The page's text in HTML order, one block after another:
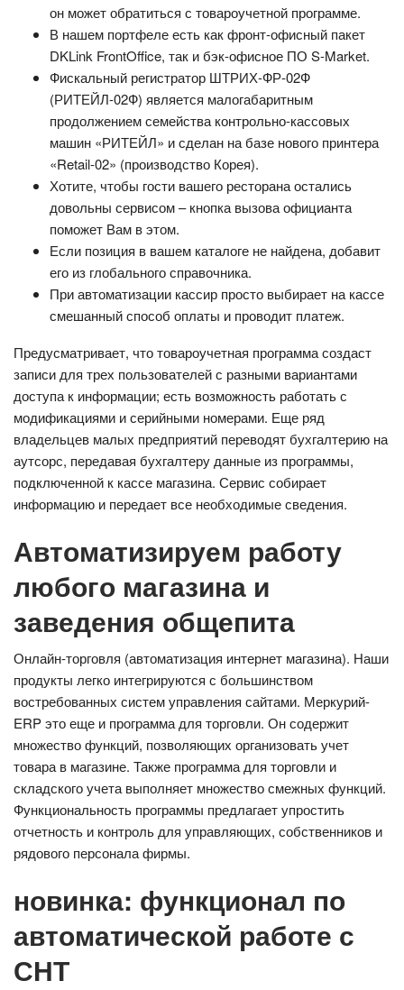
он может обратиться с товароучетной программе.
В нашем портфеле есть как фронт-офисный пакет
DKLink FrontOffice, так и бэк-офисное ПО S-Market.
Фискальный регистратор ШТРИХ-ФР-02Ф
(РИТЕЙЛ-02Ф) является малогабаритным
продолжением семейства контрольно-кассовых
машин «РИТЕЙЛ» и сделан на базе нового принтера
«Retail-02» (производство Корея).
Хотите, чтобы гости вашего ресторана остались
довольны сервисом – кнопка вызова официанта
поможет Вам в этом.
Если позиция в вашем каталоге не найдена, добавит
его из глобального справочника.
При автоматизации кассир просто выбирает на кассе
смешанный способ оплаты и проводит платеж.
Предусматривает, что товароучетная программа создаст
записи для трех пользователей с разными вариантами
доступа к информации; есть возможность работать с
модификациями и серийными номерами. Еще ряд
владельцев малых предприятий переводят бухгалтерию на
аутсорс, передавая бухгалтеру данные из программы,
подключенной к кассе магазина. Сервис собирает
информацию и передает все необходимые сведения.
Автоматизируем работу
любого магазина и
заведения общепита
Онлайн-торговля (автоматизация интернет магазина). Наши
продукты легко интегрируются с большинством
востребованных систем управления сайтами. Меркурий-
ERP это еще и программа для торговли. Он содержит
множество функций, позволяющих организовать учет
товара в магазине. Также программа для торговли и
складского учета выполняет множество смежных функций.
Функциональность программы предлагает упростить
отчетность и контроль для управляющих, собственников и
рядового персонала фирмы.
новинка: функционал по
автоматической работе с
СНТ